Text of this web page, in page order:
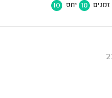
זמנים 10 יחס 10